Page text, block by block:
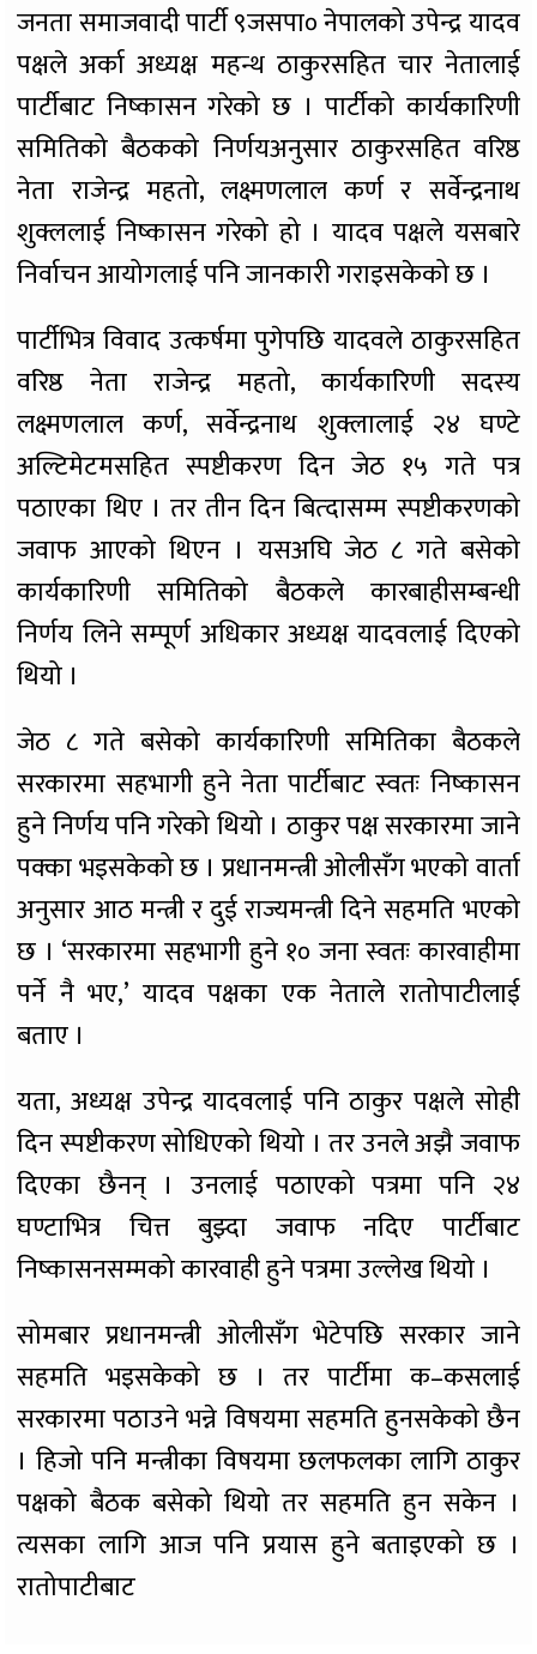
जनता समाजवादी पार्टी ९जसपा० नेपालको उपेन्द्र यादव
पक्षले अर्का अध्यक्ष महन्थ ठाकुरसहित चार नेतालाई
पार्टीबाट निष्कासन गरेको छ । पार्टीको कार्यकारिणी
समितिको बैठकको निर्णयअनुसार ठाकुरसहित वरिष्ठ
नेता राजेन्द्र महतो, लक्ष्मणलाल कर्ण र सर्वेन्द्रनाथ
शुक्ललाई निष्कासन गरेको हो । यादव पक्षले यसबारे
निर्वाचन आयोगलाई पनि जानकारी गराइसकेको छ ।
पार्टीभित्र विवाद उत्कर्षमा पुगेपछि यादवले ठाकुरसहित
वरिष्ठ नेता राजेन्द्र महतो, कार्यकारिणी सदस्य
लक्ष्मणलाल कर्ण, सर्वेन्द्रनाथ शुक्लालाई २४ घण्टे
अल्टिमेटमसहित स्पष्टीकरण दिन जेठ १५ गते पत्र
पठाएका थिए । तर तीन दिन बित्दासम्म स्पष्टीकरणको
जवाफ आएको थिएन । यसअघि जेठ ८ गते बसेको
कार्यकारिणी समितिको बैठकले कारबाहीसम्बन्धी
निर्णय लिने सम्पूर्ण अधिकार अध्यक्ष यादवलाई दिएको
थियो ।
जेठ ८ गते बसेको कार्यकारिणी समितिका बैठकले
सरकारमा सहभागी हुने नेता पार्टीबाट स्वतः निष्कासन
हुने निर्णय पनि गरेको थियो । ठाकुर पक्ष सरकारमा जाने
पक्का भइसकेको छ । प्रधानमन्त्री ओलीसँग भएको वार्ता
अनुसार आठ मन्त्री र दुई राज्यमन्त्री दिने सहमति भएको
छ । ‘सरकारमा सहभागी हुने १० जना स्वतः कारवाहीमा
पर्ने नै भए,’ यादव पक्षका एक नेताले रातोपाटीलाई
बताए ।
यता, अध्यक्ष उपेन्द्र यादवलाई पनि ठाकुर पक्षले सोही
दिन स्पष्टीकरण सोधिएको थियो । तर उनले अझै जवाफ
दिएका छैनन् । उनलाई पठाएको पत्रमा पनि २४
घण्टाभित्र चित्त बुझ्दा जवाफ नदिए पार्टीबाट
निष्कासनसम्मको कारवाही हुने पत्रमा उल्लेख थियो ।
सोमबार प्रधानमन्त्री ओलीसँग भेटेपछि सरकार जाने
सहमति भइसकेको छ । तर पार्टीमा क–कसलाई
सरकारमा पठाउने भन्ने विषयमा सहमति हुनसकेको छैन
। हिजो पनि मन्त्रीका विषयमा छलफलका लागि ठाकुर
पक्षको बैठक बसेको थियो तर सहमति हुन सकेन ।
त्यसका लागि आज पनि प्रयास हुने बताइएको छ ।
रातोपाटीबाट